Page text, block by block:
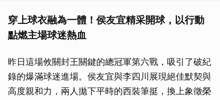
穿上球衣融為一體！侯友宜精采開球，以行動
點燃主場球迷熱血
昨日這場攸關封王關鍵的總冠軍第六戰，吸引了破紀
錄的爆滿球迷進場。侯友宜與李四川展現絕佳默契與
高度親和力，兩人拋下平時的西裝筆挺，換上象徵榮